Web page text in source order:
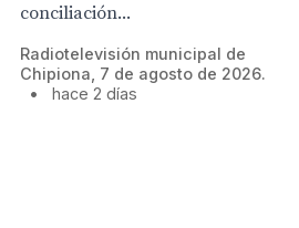
conciliación...
Radiotelevisión municipal de
Chipiona, 7 de agosto de 2026.
•
hace 2 días